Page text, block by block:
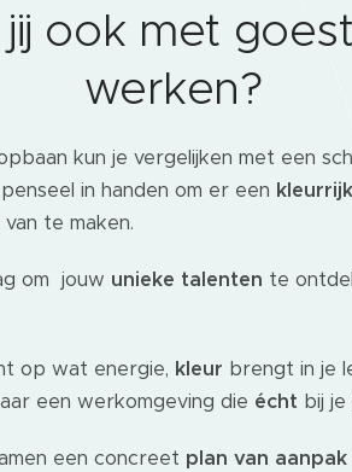
ook met
werken?
kun je vergelijken met een
in handen om er een kleurrijk
van te maken.
om jouw unieke talenten te
op wat energie, kleur brengt in je
een werkomgeving die écht bij je
een concreet plan van aanpak